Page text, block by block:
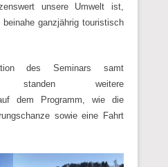
unsere Umwelt ist,
ganzjährig touristisch
des Seminars samt
standen weitere
dem Programm, wie die
sowie eine Fahrt